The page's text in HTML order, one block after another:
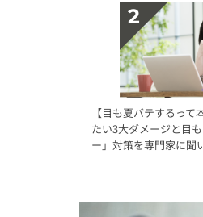
【目も夏バテするっ
たい3大ダメージと目
ー」対策を専門家に聞